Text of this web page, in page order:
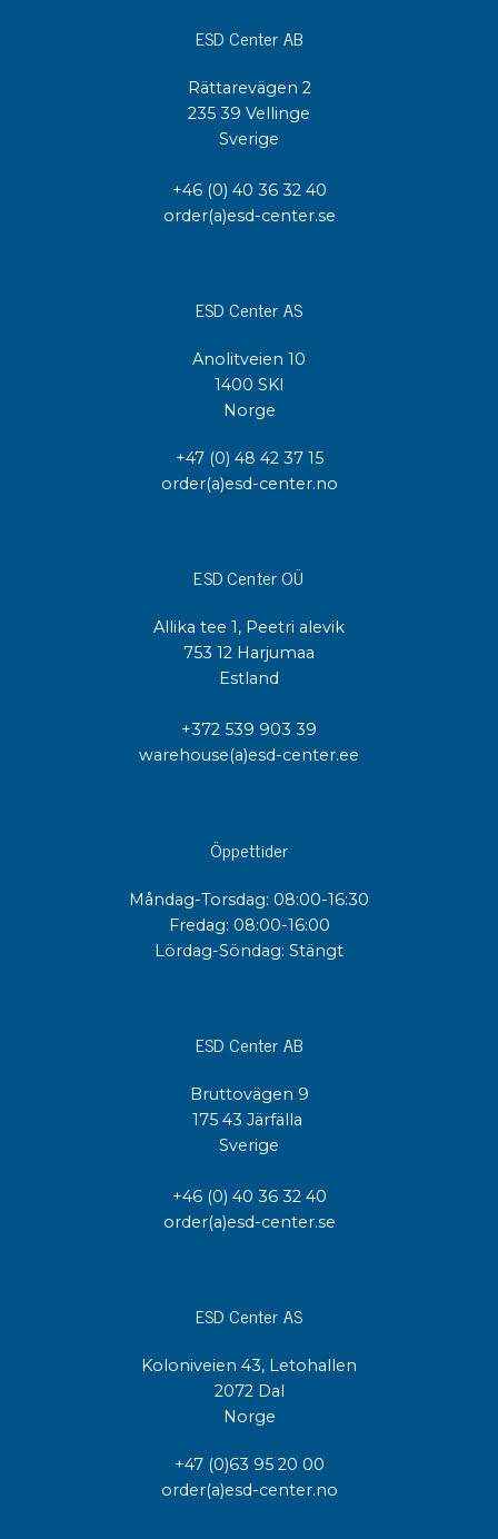
ESD Center AB
Rättarevägen 2
235 39 Vellinge
Sverige
+46 (0) 40 36 32 40
order(a)esd-center.se
ESD Center AS
Anolitveien 10
1400 SKI
Norge
+47 (0) 48 42 37 15
order(a)esd-center.no
ESD Center OÜ
Allika tee 1, Peetri alevik
753 12 Harjumaa
Estland
+372 539 903 39
warehouse(a)esd-center.ee
Öppettider
Måndag-Torsdag: 08:00-16:30
Fredag: 08:00-16:00
Lördag-Söndag: Stängt
ESD Center AB
Bruttovägen 9
175 43 Järfälla
Sverige
+46 (0) 40 36 32 40
order(a)esd-center.se
ESD Center AS
Koloniveien 43, Letohallen
2072 Dal
Norge
+47 (0)63 95 20 00
order(a)esd-center.no